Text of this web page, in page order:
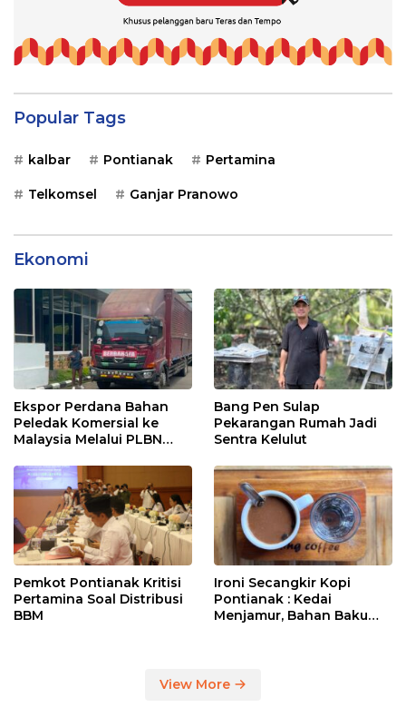
Popular Tags
kalbar Pontianak Pertamina
Telkomsel Ganjar Pranowo
Ekonomi
Ekspor Perdana Bahan
Peledak Komersial ke
Malaysia Melalui PLBN
Bang Pen Sulap
Pekarangan Rumah Jadi
Sentra Kelulut
Pemkot Pontianak Kritisi
Pertamina Soal Distribusi
BBM
Ironi Secangkir Kopi
Pontianak : Kedai
Menjamur, Bahan Baku
View More